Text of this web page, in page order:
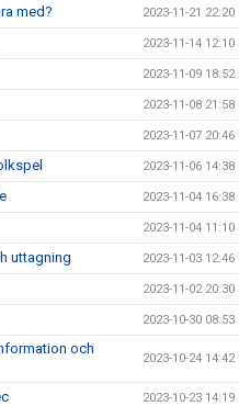
med? 2023-11-21 22:20
2023-11-14 12:10
2023-11-09 18:52
2023-11-08 21:58
2023-11-07 20:46
2023-11-06 14:38
2023-11-04 16:38
2023-11-04 11:10
uttagning 2023-11-03 12:46
2023-11-02 20:30
2023-10-30 08:53
och
2023-10-24 14:42
2023-10-23 14:19